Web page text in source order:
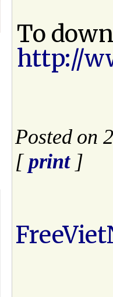
To
http://
Posted on
[print]